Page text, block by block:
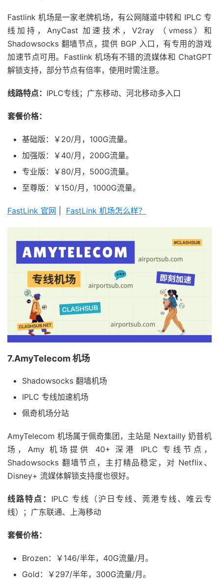
Fastlink 机场是一家老牌机场，有公网隧道中转和 IPLC 专
线加持，AnyCast 加速技术，V2ray （vmess）和
Shadowsocks 翻墙节点，提供 BGP 入口，有专用的游戏
加速节点可用。Fastlink 机场有不错的流媒体和 ChatGPT
解锁支持，部分节点有倍率，使用时需注意。
线路特点： IPLC专线；广东移动、河北移动多入口
套餐价格：
基础版：￥20/月，100G流量。
加强版：￥40/月，200G流量。
专业版：￥80/月，500G流量。
至尊版：￥150/月，1000G流量。
FastLink 官网 FastLink 机场怎么样？
7.AmyTelecom 机场
Shadowsocks 翻墙机场
IPLC 专线加速机场
佩奇机场分站
AmyTelecom 机场属于佩奇集团，主站是 Nextailly 奶昔机
场，Amy 机场提供 40+ 深港 IPLC 专线节点，
Shadowsocks 翻墙节点，主打精品稳定，对 Netflix、
Disney+ 流媒体解锁支持度也很好。
线路特点： IPLC 专线（沪日专线、莞港专线、唯云专
线）；广东联通、上海移动
套餐价格：
Brozen：￥146/半年，40G流量/月。
Gold：￥297/半年，300G流量/月。